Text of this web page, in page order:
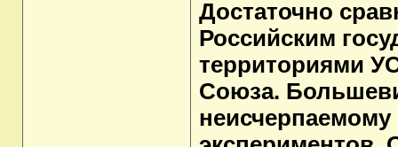
Достаточно
Российским
территориями
Союза.